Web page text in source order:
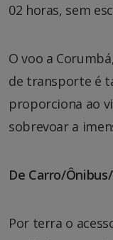
02 horas, sem
O voo a
de transporte é
proporciona ao
sobrevoar a
De Carro/
Por terra o